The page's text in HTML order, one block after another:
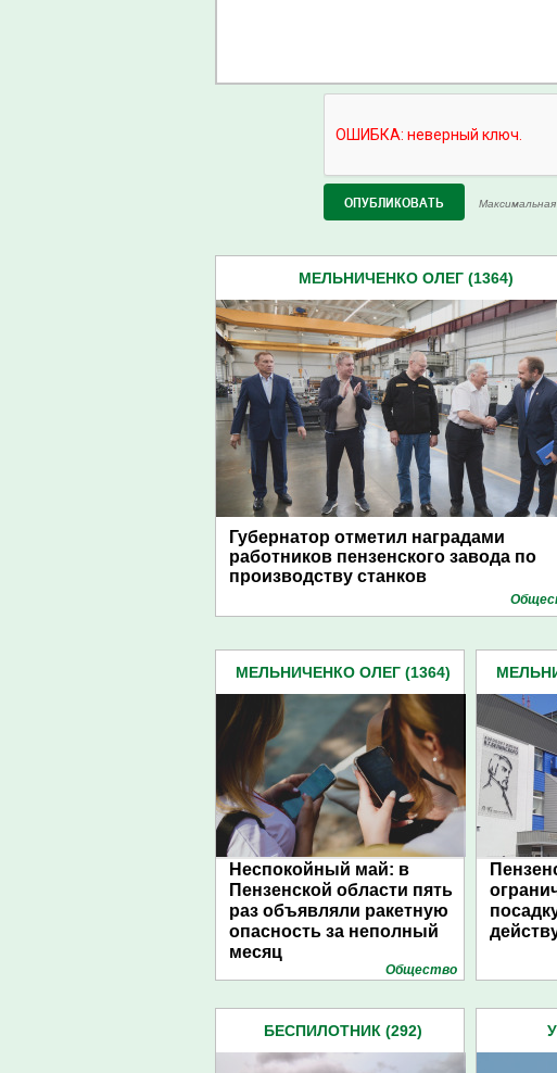
МЕЛЬНИЧЕНКО ОЛЕГ (1364)
Губернатор отметил наградами
работников пензенского завода по
производству станков
МЕЛЬНИЧЕНКО ОЛЕГ (1364)
Неспокойный май: в
Пензенской области пять
раз объявляли ракетную
опасность за неполный
месяц
Общество
БЕСПИЛОТНИК (292)